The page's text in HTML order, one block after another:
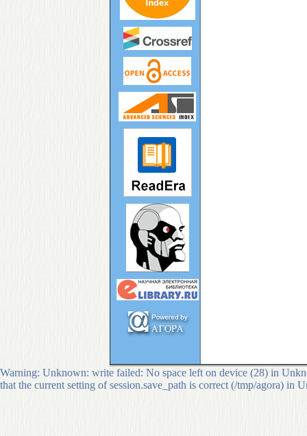
Warning: Unknown: write failed: No space left on device (28) in
that the current setting of session.save_path is correct (/tmp/agora) in